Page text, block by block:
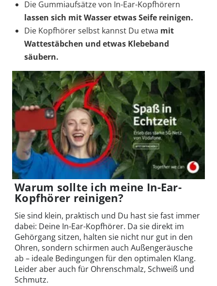
Die Gummiaufsätze von In-Ear-Kopfhörern
lassen sich mit Wasser etwas Seife reinigen.
Die Kopfhörer selbst kannst Du etwa mit
Wattestäbchen und etwas Klebeband
säubern.
Warum sollte ich meine In-Ear-
Kopfhörer reinigen?
Sie sind klein, praktisch und Du hast sie fast immer
dabei: Deine In-Ear-Kopfhörer. Da sie direkt im
Gehörgang sitzen, halten sie nicht nur gut in den
Ohren, sondern schirmen auch Außengeräusche
ab – ideale Bedingungen für den optimalen Klang.
Leider aber auch für Ohrenschmalz, Schweiß und
Schmutz.